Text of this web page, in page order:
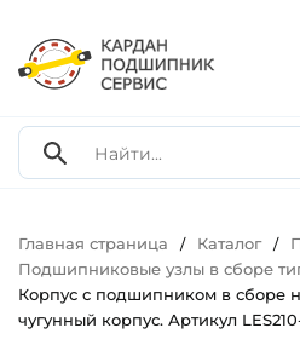
Главная страница / Каталог /
Подшипниковые узлы в сборе
Корпус с подшипником в сборе
чугунный корпус. Артикул